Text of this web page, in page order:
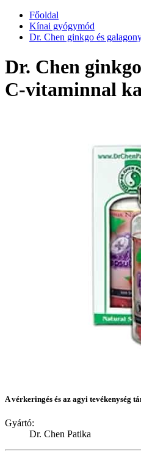
Főoldal
Kínai gyógymód
Dr. Chen ginkgo és
Dr. Chen
C-vitaminnal
A vérkeringés és az agyi tevékenység
Gyártó:
Dr. Chen Patika